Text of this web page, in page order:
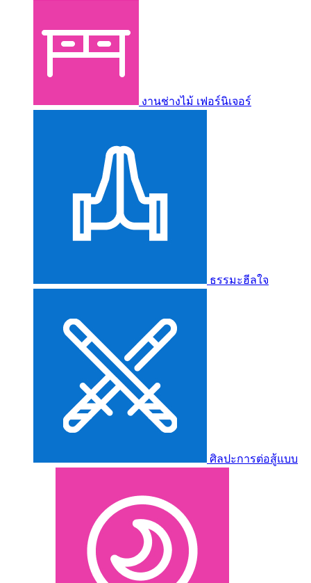
งานช่างไม้ เฟอร์นิเจอร์
ธรรมะฮีลใจ
ศิลปะการต่อสู้แบบ